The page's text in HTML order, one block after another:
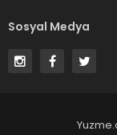
Sosyal Medya